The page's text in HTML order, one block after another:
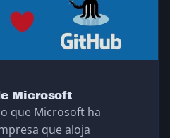
Microsoft
que Microsoft ha
que aloja